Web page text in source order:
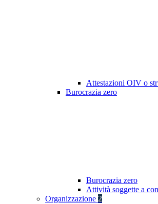
Attestazioni OIV o
Burocrazia zero
Burocrazia zero
Attività soggette a
Organizzazione 2